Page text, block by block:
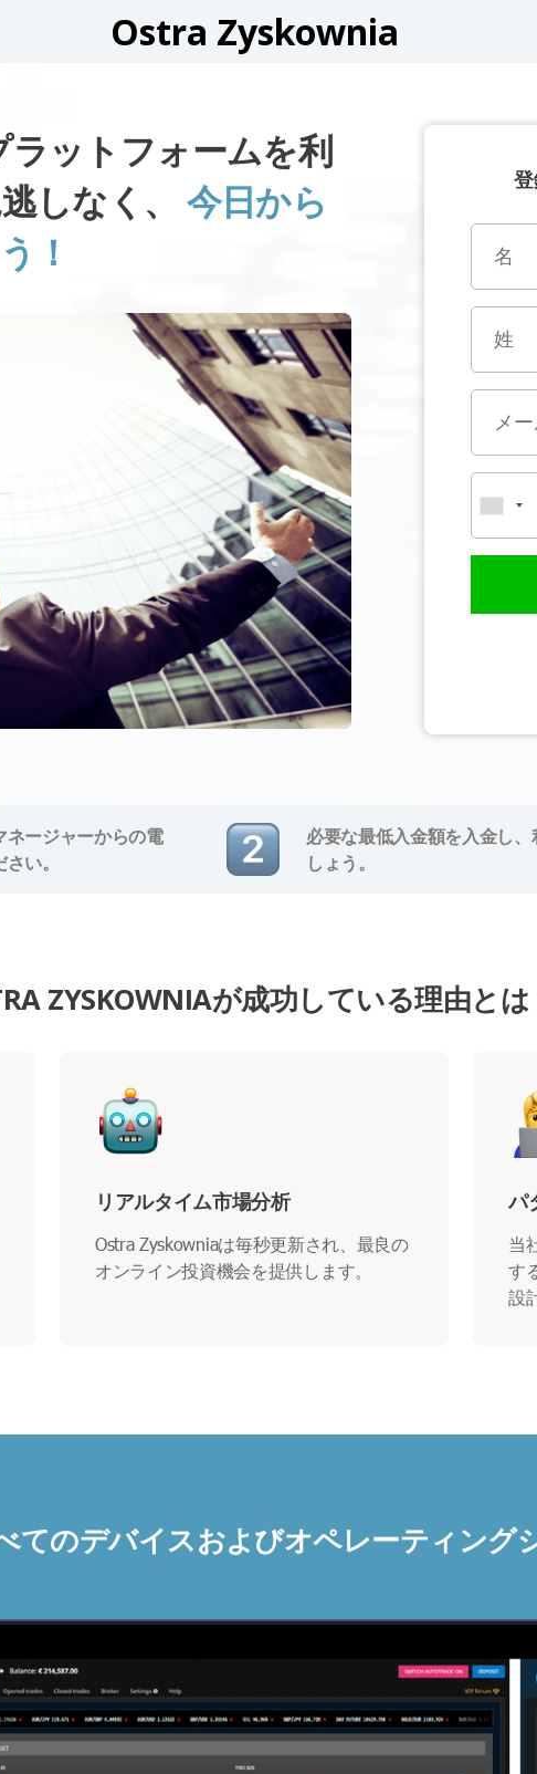
Ostra Zyskownia
ラットフォームを利
しなく、 今日から
！
ネージャーからの電
い。
必要な最低入金額を入金し
しょう。
ZYSKOWNIAが成功している理由とは
リアルタイム市場分析
Ostra Zyskowniaは毎秒更新され、最良の
オンライン投資機会を提供します。
パ
当
す
設
てのデバイスおよびオペレーティング